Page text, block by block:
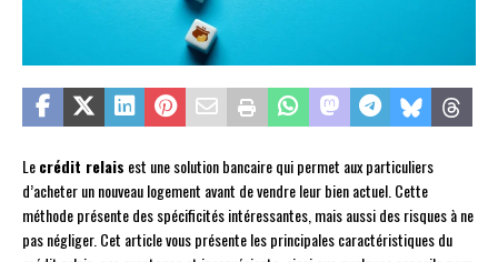
Lecrédit relais est une solution bancaire qui permet aux particuliers
d’acheter un nouveau logement avant de vendre leur bien actuel. Cette
méthode présente des spécificités intéressantes, mais aussi des risques à ne
pas négliger. Cet article vous présente les principales caractéristiques du